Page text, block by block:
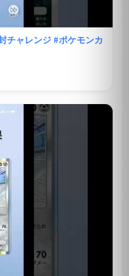
チャレンジ #ポケモンカ